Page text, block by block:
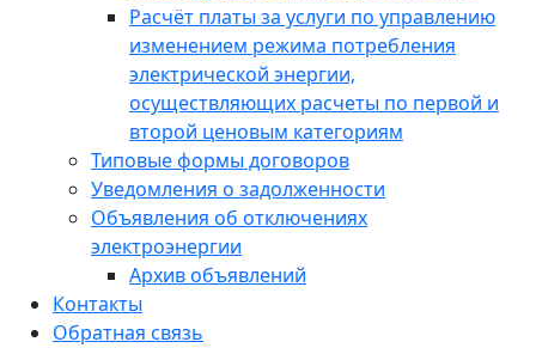
Расчёт платы за услуги по управлению
изменением режима потребления
электрической энергии,
осуществляющих расчеты по первой и
второй ценовым категориям
Типовые формы договоров
Уведомления о задолженности
Объявления об отключениях
электроэнергии
Архив объявлений
Контакты
Обратная связь